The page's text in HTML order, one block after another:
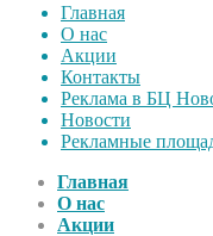
Главная
О нас
Акции
Контакты
Реклама в БЦ
Новости
Рекламные
Главная
О нас
Акции